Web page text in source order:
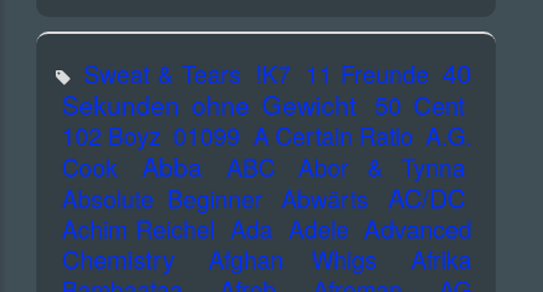
Sweat & Tears !K7 11 Freunde 40
Sekunden ohne Gewicht 50 Cent
102 Boyz 01099 A Certain Ratio A.G.
Cook
Abba ABC
Abor & Tynna
Absolute Beginner Abwärts AC/DC
Achim Reichel Ada Adele Advanced
Chemistry
Afghan Whigs
Afrika